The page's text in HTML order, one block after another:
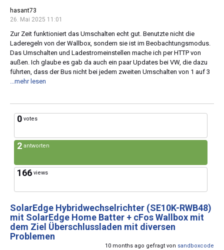
hasant73
26. Mai 2025 11:01
Zur Zeit funktioniert das Umschalten echt gut. Benutzte nicht die
Laderegeln von der Wallbox, sondern sie ist im Beobachtungsmodus.
Das Umschalten und Ladestromeinstellen mache ich per HTTP von
außen. Ich glaube es gab da auch ein paar Updates bei VW, die dazu
führten, dass der Bus nicht bei jedem zweiten Umschalten von 1 auf 3
...mehr lesen
0 votes
2 antworten
166 views
SolarEdge Hybridwechselrichter (SE10K-RWB48)
mit SolarEdge Home Batter + cFos Wallbox mit
dem Ziel Überschlussladen mit diversen
Problemen
10 months ago gefragt von sandboxcode